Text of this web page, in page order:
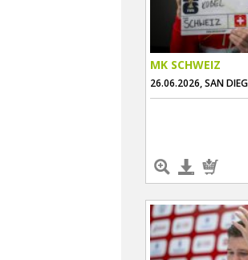
MK SCHWEIZ
26.06.2026, SAN